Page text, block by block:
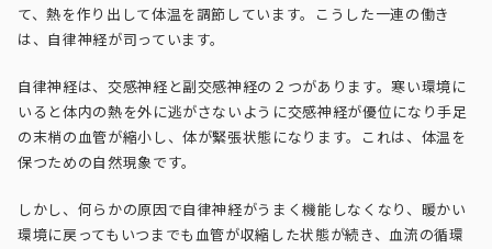
て、熱を作り出して体温を調節しています。こうした一連の働き
は、自律神経が司っています。
自律神経は、交感神経と副交感神経の２つがあります。寒い環境に
いると体内の熱を外に逃がさないように交感神経が優位になり手足
の末梢の血管が縮小し、体が緊張状態になります。これは、体温を
保つための自然現象です。
しかし、何らかの原因で自律神経がうまく機能しなくなり、暖かい
環境に戻ってもいつまでも血管が収縮した状態が続き、血流の循環